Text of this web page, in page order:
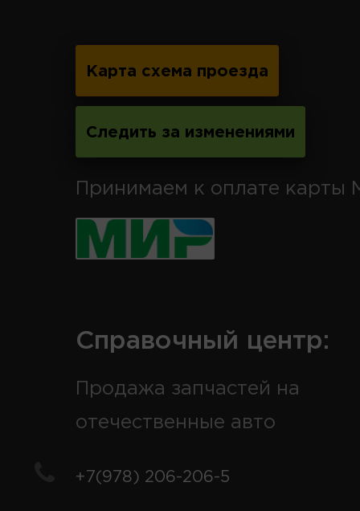
Карта схема проезда
Следить за изменениями
Принимаем к оплате карты
Справочный центр:
Продажа запчастей на
отечественные авто
+7(978) 206-206-5